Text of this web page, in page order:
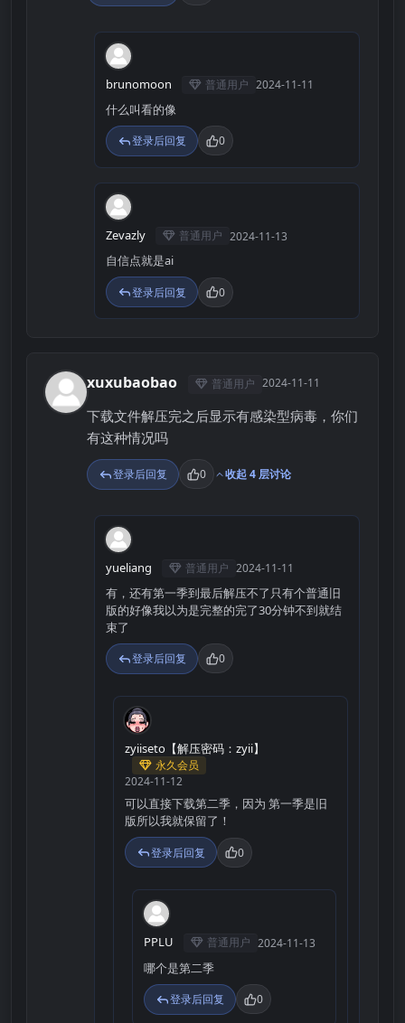
B
brunomoon 普通用户 2024-11-11
什么叫看的像
登录后回复 0
Z
Zevazly 普通用户 2024-11-13
自信点就是ai
登录后回复 0
X xuxubaobao 普通用户 2024-11-11
下载文件解压完之后显示有感染型病毒，你们
有这种情况吗
登录后回复 0 收起 4 层讨论
Y
yueliang 普通用户 2024-11-11
有，还有第一季到最后解压不了只有个普通旧
版的好像我以为是完整的完了30分钟不到就结
束了
登录后回复 0
Z
zyiiseto【解压密码：zyii】
永久会员
2024-11-12
可以直接下载第二季，因为 第一季是旧
版所以我就保留了！
登录后回复 0
P
PPLU 普通用户 2024-11-13
哪个是第二季
登录后回复 0